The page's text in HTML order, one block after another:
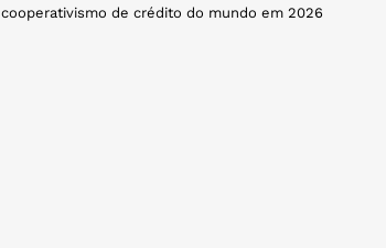
cooperativismo de crédito do mundo em 2026